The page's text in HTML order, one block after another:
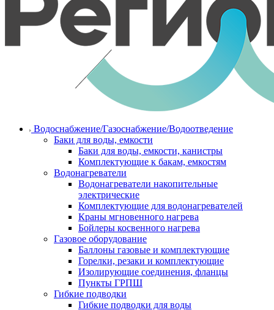
Водоснабжение/Газоснабжение/Водоотведение
Баки для воды, емкости
Баки для воды, емкости, канистры
Комплектующие к бакам, емкостям
Водонагреватели
Водонагреватели накопительные
электрические
Комплектующие для водонагревателей
Краны мгновенного нагрева
Бойлеры косвенного нагрева
Газовое оборудование
Баллоны газовые и комплектующие
Горелки, резаки и комплектующие
Изолирующие соединения, фланцы
Пункты ГРПШ
Гибкие подводки
Гибкие подводки для воды